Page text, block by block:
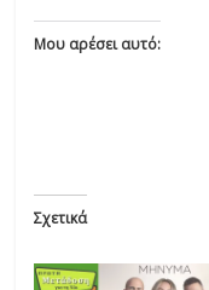
Μου αρέσει αυτό:
Σχετικά